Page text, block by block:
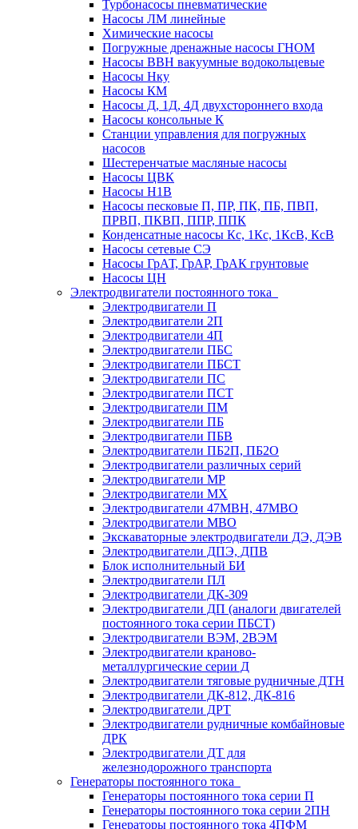
Турбонасосы пневматические
Насосы ЛМ линейные
Химические насосы
Погружные дренажные насосы ГНОМ
Насосы ВВН вакуумные водокольцевые
Насосы Нку
Насосы КМ
Насосы Д, 1Д, 4Д двухстороннего входа
Насосы консольные К
Станции управления для погружных
насосов
Шестеренчатые масляные насосы
Насосы ЦВК
Насосы Н1В
Насосы песковые П, ПР, ПК, ПБ, ПВП,
ПРВП, ПКВП, ППР, ППК
Конденсатные насосы Кс, 1Кс, 1КсВ, КсВ
Насосы сетевые СЭ
Насосы ГрАТ, ГрАР, ГрАК грунтовые
Насосы ЦН
Электродвигатели постоянного тока
Электродвигатели П
Электродвигатели 2П
Электродвигатели 4П
Электродвигатели ПБС
Электродвигатели ПБСТ
Электродвигатели ПС
Электродвигатели ПСТ
Электродвигатели ПМ
Электродвигатели ПБ
Электродвигатели ПБВ
Электродвигатели ПБ2П, ПБ2О
Электродвигатели различных серий
Электродвигатели МР
Электродвигатели MX
Электродвигатели 47MBH, 47МВО
Электродвигатели MBO
Экскаваторные электродвигатели ДЭ, ДЭВ
Электродвигатели ДПЭ, ДПВ
Блок исполнительный БИ
Электродвигатели ПЛ
Электродвигатели ДК-309
Электродвигатели ДП (аналоги двигателей
постоянного тока серии ПБСТ)
Электродвигатели ВЭМ, 2ВЭМ
Электродвигатели краново-
металлургические серии Д
Электродвигатели тяговые рудничные ДТН
Электродвигатели ДК-812, ДК-816
Электродвигатели ДРТ
Электродвигатели рудничные комбайновые
ДРК
Электродвигатели ДТ для
железнодорожного транспорта
Генераторы постоянного тока
Генераторы постоянного тока серии П
Генераторы постоянного тока серии 2ПН
Генераторы постоянного тока 4ПФМ